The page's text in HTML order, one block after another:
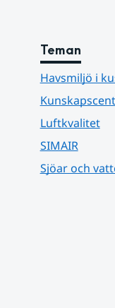
Teman
Havsmiljö i
Luftkvalitet
SIMAIR
Sjöar och